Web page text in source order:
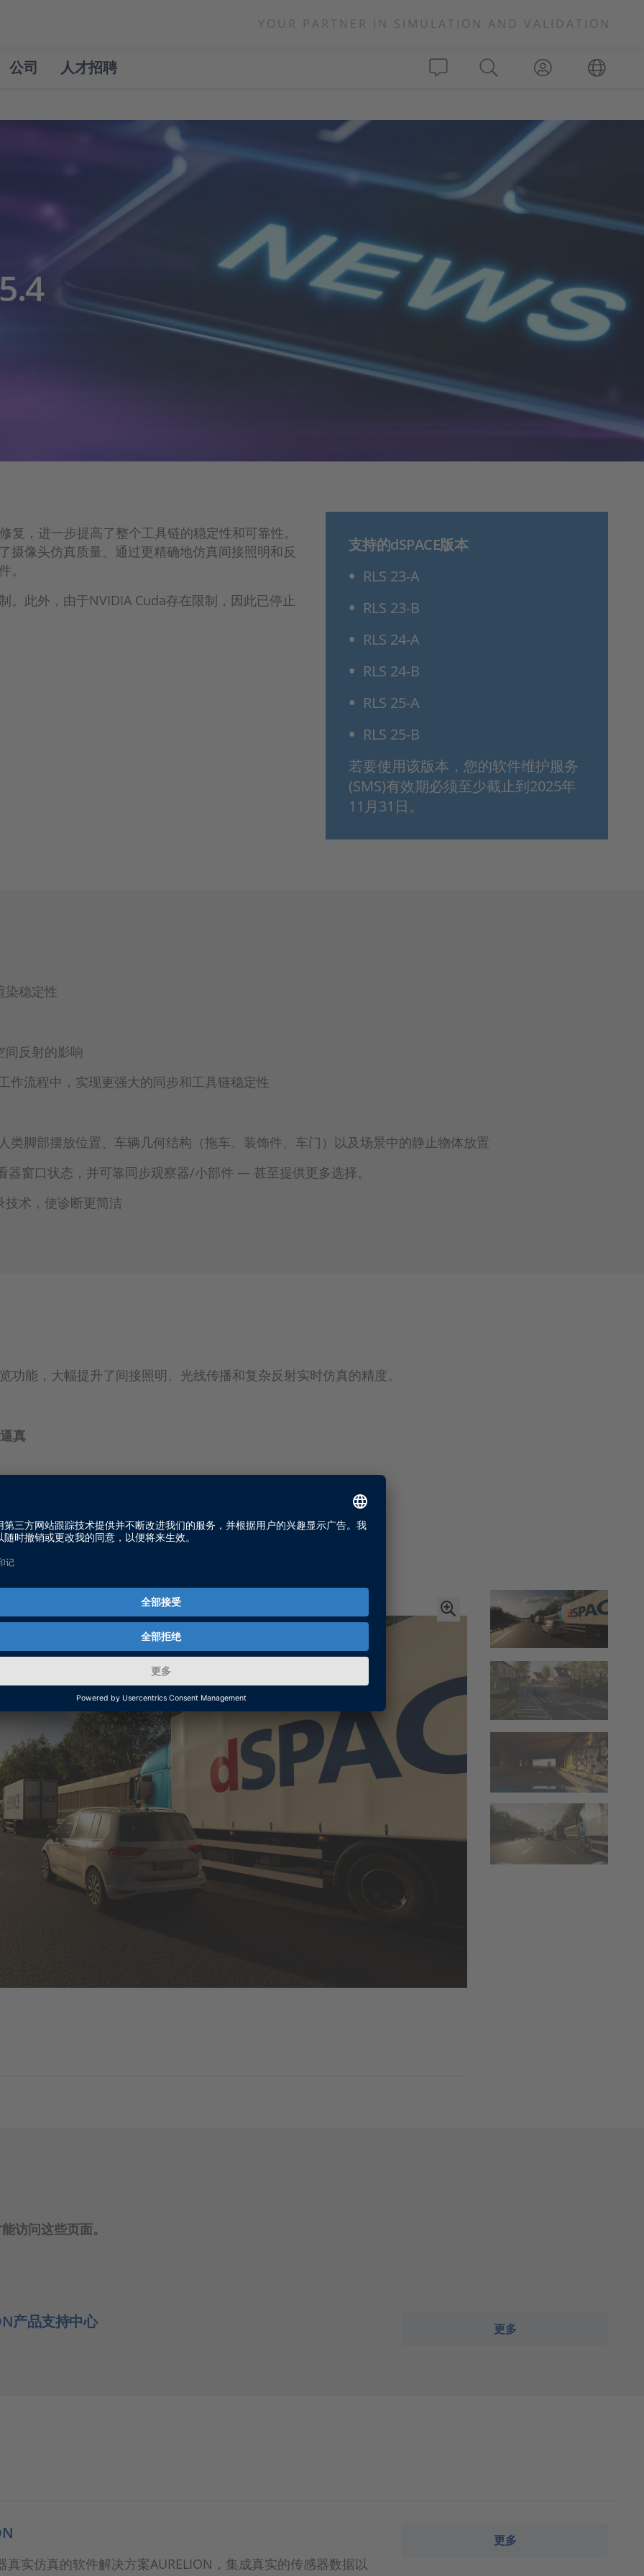
YOUR PARTNER IN SIMULATION AND VALIDATION
公司 人才招聘
，进一步提高了整个工具链的稳定性和可靠性。
摄像头仿真质量。通过更精确地仿真间接照明和反
。
。此外，由于NVIDIA Cuda存在限制，因此已停止
支持的dSPACE版本
RLS 23-A
RLS 23-B
RLS 24-A
RLS 24-B
RLS 25-A
RLS 25-B
若要使用该版本，您的软件维护服务
(SMS)有效期必须至少截止到2025年
11月31日。
染稳定性
反射的影响
作流程中，实现更强大的同步和工具链稳定性
类脚部摆放位置、车辆几何结构（拖车、装饰件、车门）以及场景中的静止物体放置
窗口状态，并可靠同步观察器/小部件 — 甚至提供更多选择。
术，使诊断更简洁
功能，大幅提升了间接照明、光线传播和复杂反射实时仿真的精度。
真
访问这些页面。
产品支持中心 更多
真实仿真的软件解决方案AURELION，集成真实的传感器数据以
更多